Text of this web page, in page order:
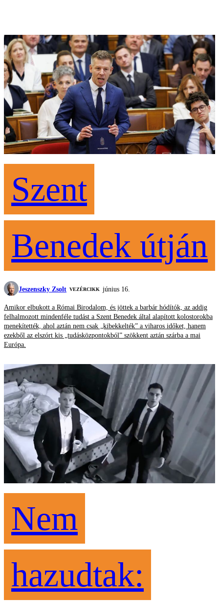
Szent
Benedek útján
Jeszenszky Zsolt VEZÉRCIKK június 16.
Amikor elbukott a Római Birodalom, és jöttek a barbár hódítók, az addig
felhalmozott mindenféle tudást a Szent Benedek által alapított kolostorokba
menekítették, ahol aztán nem csak „kibekkelték” a viharos időket, hanem
ezekből az elszórt kis „tudásközpontokból” szökkent aztán szárba a mai
Európa.
Nem
hazudtak: